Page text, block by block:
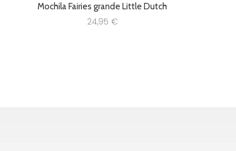
Mochila Fairies grande Little Dutch
24,95 €